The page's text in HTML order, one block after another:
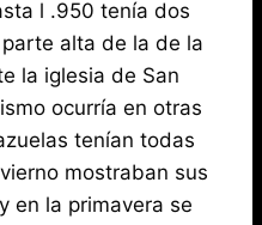
l .950 tenía dos
alta de la de la
la iglesia de San
ocurría en otras
tenían todas
mostraban sus
en la primavera se